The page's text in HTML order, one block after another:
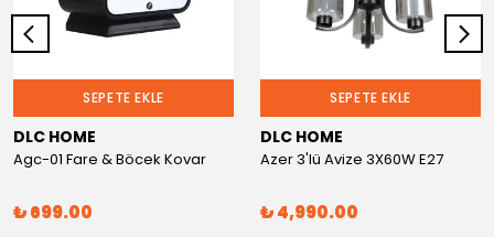
SEPETE EKLE
DLC HOME
Agc-01 Fare & Böcek Kovar
₺ 699.00
SEPETE EKLE
DLC HOME
Azer 3'lü Avize 3X60W E27
₺ 4,990.00